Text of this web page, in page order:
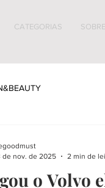
CATEGORIAS SOBRE
o Volvo
de nov. de 2025
2 min de